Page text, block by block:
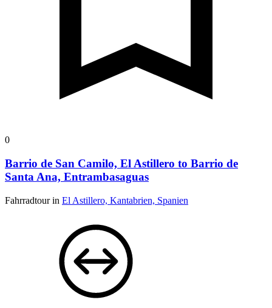
0
Barrio de San Camilo, El Astillero to Barrio de
Santa Ana, Entrambasaguas
Fahrradtour in El Astillero, Kantabrien, Spanien